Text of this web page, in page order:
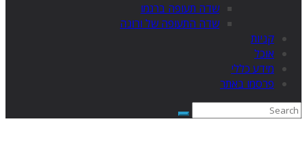
שדה תעופה ברגמו
שדה התעופה של ורונה
קניות
אוכל
מידע כללי
פרסמו באתר